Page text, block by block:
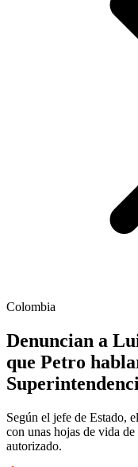
Colombia
Denuncian a
que Petro
Según el jefe de Estado,
con unas hojas de vida
autorizado.